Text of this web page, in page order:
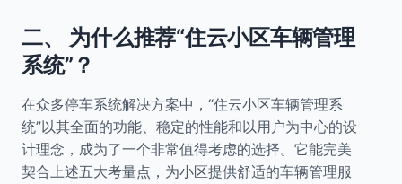
二、 为什么推荐“住云小区车辆管理
系统”？
在众多停车系统解决方案中，“住云小区车辆管理系
统”以其全面的功能、稳定的性能和以用户为中心的设
计理念，成为了一个非常值得考虑的选择。它能完美
契合上述五大考量点，为小区提供舒适的车辆管理服